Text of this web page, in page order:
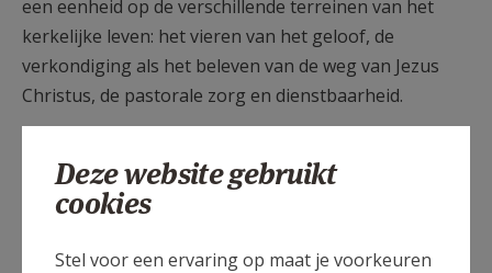
een eenheid op de verschillende terreinen van het
kerkelijke leven: het vieren van het geloof, de
verkondiging als het beleven van de weg van Jezus
Christus, de pastorale zorg en dienstbaarheid.
Deze website gebruikt
cookies
Stel voor een ervaring op maat je voorkeuren